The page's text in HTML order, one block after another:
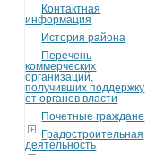
Контактная
информация
История района
Перечень
коммерческих
организаций,
получивших поддержку
от органов власти
Почетные граждане
Градостроительная
деятельность